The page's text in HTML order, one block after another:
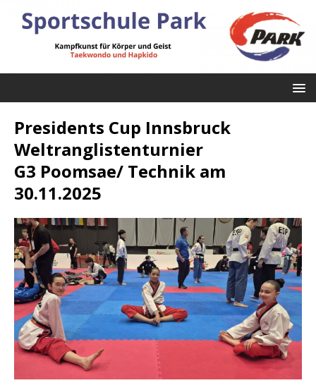
Presidents Cup Innsbruck
Weltranglistenturnier
G3 Poomsae/ Technik am
30.11.2025